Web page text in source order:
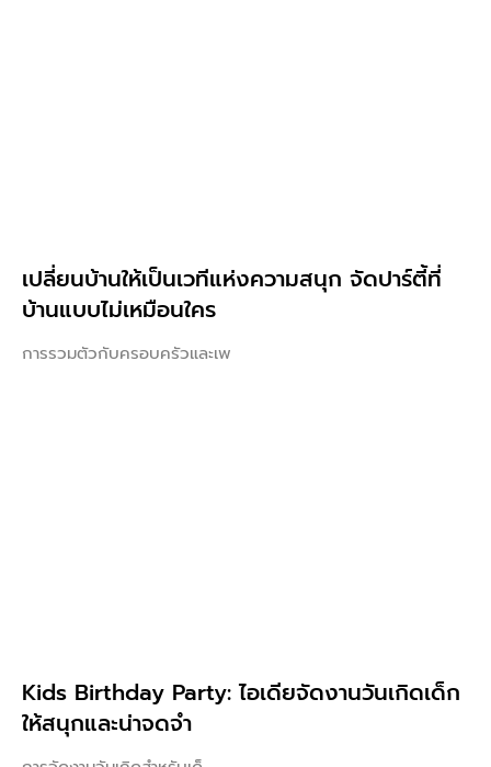
เปลี่ยนบ้านให้เป็นเวทีแห่งความสนุก จัดปาร์ตี้ที่
บ้านแบบไม่เหมือนใคร
การรวมตัวกับครอบครัวและเพ
Kids Birthday Party: ไอเดียจัดงานวันเกิดเด็ก
ให้สนุกและน่าจดจำ